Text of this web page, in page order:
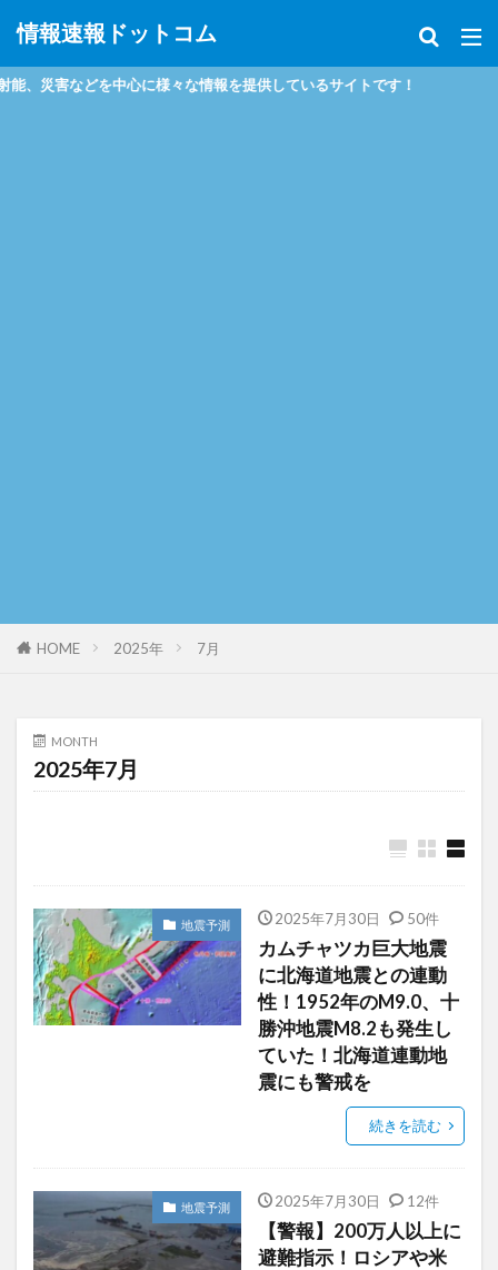
情報速報ドットコム
などを中心に様々な情報を提供しているサイトです！
HOME 2025年 7月
MONTH
2025年7月
地震予測 2025年7月30日 50件
カムチャツカ巨大地震
に北海道地震との連動
性！1952年のM9.0、十
勝沖地震M8.2も発生し
ていた！北海道連動地
震にも警戒を
続きを読む
地震予測 2025年7月30日 12件
【警報】200万人以上に
避難指示！ロシアや米